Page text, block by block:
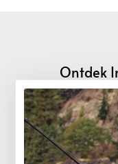
Ontdek